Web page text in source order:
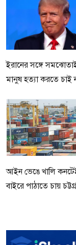
ইরানের সঙ্গে
মানুষ হত্যা করতে চাই
আইন ভেঙে খালি
বাইরে পাঠাতে চায়